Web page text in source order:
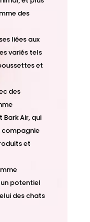
des
liées aux
variés tels
et
des
Bark Air, qui
compagnie
et
potentiel
des chats